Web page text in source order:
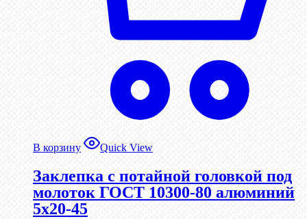
В корзину Quick View
Заклепка с потайной головкой под
молоток ГОСТ 10300-80 алюминий
5х20-45